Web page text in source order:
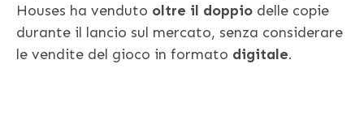
Houses ha venduto oltre il doppio delle copie
durante il lancio sul mercato, senza considerare
le vendite del gioco in formato digitale.